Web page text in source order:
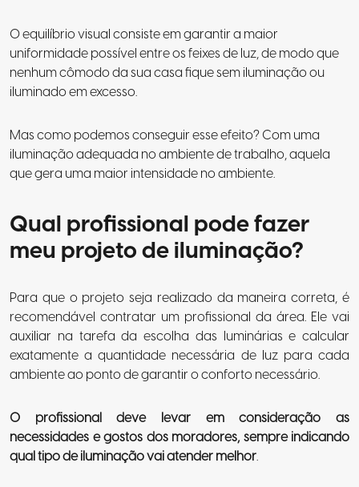
O equilíbrio visual consiste em garantir a maior
uniformidade possível entre os feixes de luz, de modo que
nenhum cômodo da sua casa fique sem iluminação ou
iluminado em excesso.
Mas como podemos conseguir esse efeito? Com uma
iluminação adequada no ambiente de trabalho, aquela
que gera uma maior intensidade no ambiente.
Qual profissional pode fazer
meu projeto de iluminação?
Para que o projeto seja realizado da maneira correta, é
recomendável contratar um profissional da área. Ele vai
auxiliar na tarefa da escolha das luminárias e calcular
exatamente a quantidade necessária de luz para cada
ambiente ao ponto de garantir o conforto necessário.
O profissional deve levar em consideração as
necessidades e gostos dos moradores, sempre indicando
qual tipo de iluminação vai atender melhor.